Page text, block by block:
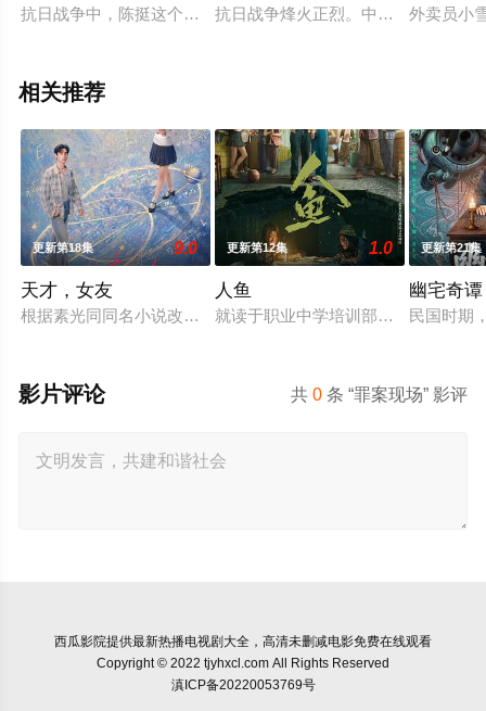
抗日战争中，陈挺这个曾经受西方文化熏陶，也同样接受了共
抗日战争烽火正烈。中国共产党领导
外卖员小
相关推荐
更新第18集 9.0
天才，女友
根据素光同同名小说改编。江逾白长大以后，林知夏忽然对他
更新第12集 1.0
人鱼
就读于职业中学培训部的花季女生苏
更新第21集
幽宅奇谭
民国时期
共0 条 “罪案现场” 影评
影片评论
西瓜影院提供最新热播电视剧大全，高清未删减电影免费在线观看
Copyright © 2022 tjyhxcl.com All Rights Reserved
滇ICP备20220053769号